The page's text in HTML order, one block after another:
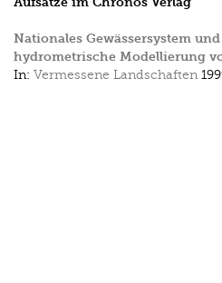
Nationales Gewässersystem
hydrometrische Modellierung
In: Vermessene Landschaften